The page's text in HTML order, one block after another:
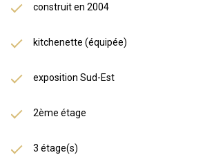
construit en 2004
kitchenette (équipée)
exposition Sud-Est
2ème étage
3 étage(s)